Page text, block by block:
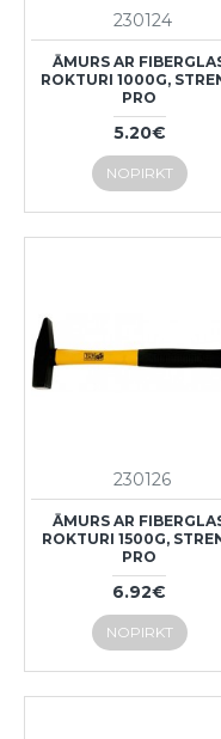
230124
ĀMURS AR
ROKTURI 1000G,
PRO
5.20€
NOPIRKT
230126
ĀMURS AR
ROKTURI 1500G,
PRO
6.92€
NOPIRKT